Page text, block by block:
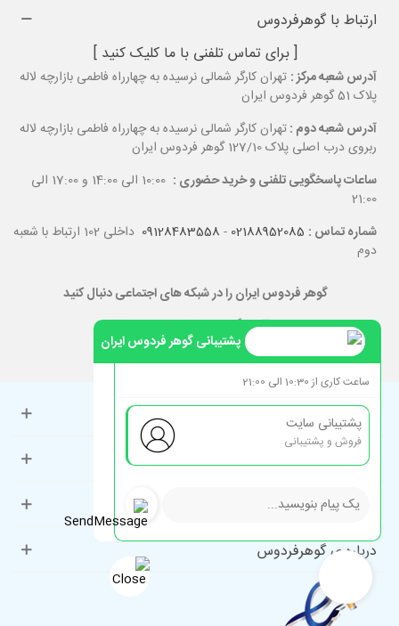
ارتباط با گوهرفردوس
[ برای تماس تلفنی با ما کلیک کنید ]
آدرس شعبه مرکز : تهران کارگر شمالی نرسیده به چهارراه فاطمی بازارچه لاله
پلاک 51 گوهر فردوس ایران
آدرس شعبه دوم :تهران کارگر شمالی نرسیده به چهارراه فاطمی بازارچه لاله
ربروی درب اصلی پلاک 127/10 گوهر فردوس ایران
ساعات پاسخگویی تلفنی و خرید حضوری :
10:00 الی 14:00 و 17:00 الی
21:00
شماره تماس : 02188952085
-
09128483558
داخلی 102 ارتباط با شعبه
دوم
گوهر فردوس ایران را در شبکه های اجتماعی دنبال کنید
حساب کاربری
راهنمای مشتریان
دسته‌بندی‌های پرطرفدار
درباره ی گوهرفردوس
پشتیبانی گوهر فردوس ایران
ساعت کاری از 10:30 الی 21:00
پشتیبانی سایت
فروش و پشتیبانی